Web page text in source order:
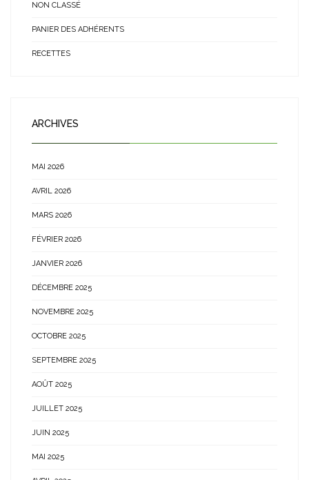
NON CLASSÉ
PANIER DES ADHÉRENTS
RECETTES
ARCHIVES
MAI 2026
AVRIL 2026
MARS 2026
FÉVRIER 2026
JANVIER 2026
DÉCEMBRE 2025
NOVEMBRE 2025
OCTOBRE 2025
SEPTEMBRE 2025
AOÛT 2025
JUILLET 2025
JUIN 2025
MAI 2025